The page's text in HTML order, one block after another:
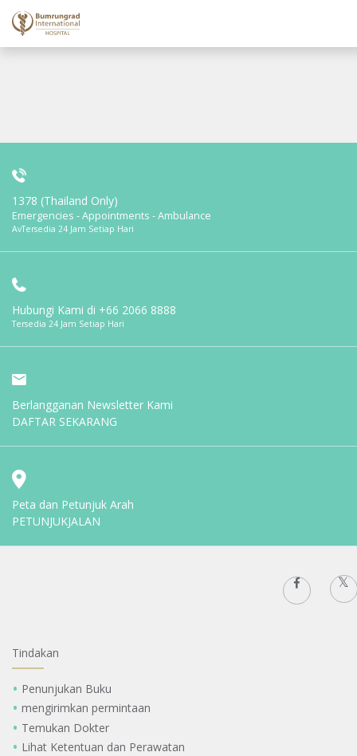
1378 (Thailand Only)
Emergencies - Appointments - Ambulance
AvTersedia 24 Jam Setiap Hari
Hubungi Kami di +66 2066 8888
Tersedia 24 Jam Setiap Hari
Berlangganan Newsletter Kami
DAFTAR SEKARANG
Peta dan Petunjuk Arah
PETUNJUKJALAN
Tindakan
Penunjukan Buku
mengirimkan permintaan
Temukan Dokter
Lihat Ketentuan dan Perawatan